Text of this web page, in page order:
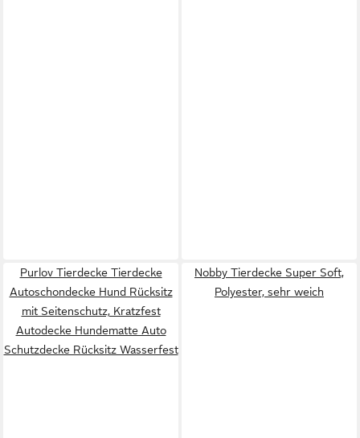
Purlov Tierdecke Tierdecke
Autoschondecke Hund Rücksitz
mit Seitenschutz, Kratzfest
Autodecke Hundematte Auto
Schutzdecke Rücksitz Wasserfest
Nobby Tierdecke Super Soft,
Polyester, sehr weich